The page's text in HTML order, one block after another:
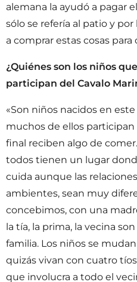
alemana la ayudó a pagar
sólo se refería al patio y
a comprar estas cosas para
¿Quiénes son los niños
participan del Cavalo
«Son niños nacidos en
muchos de ellos
final reciben algo de
todos tienen un lugar
cuida aunque las
ambientes, sean muy
concebimos, con una
la tía, la prima, la vecina
familia. Los niños se
quizás vivan con cuatro
que involucra a todo el